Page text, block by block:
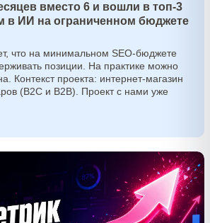
вместо 6 и вошли в топ-3
в ИИ на ограниченном бюджете
что на минимальном SEO-бюджете
позиции. На практике можно
Контекст проекта: интернет-магазин
(B2C и B2B). Проект с нами уже